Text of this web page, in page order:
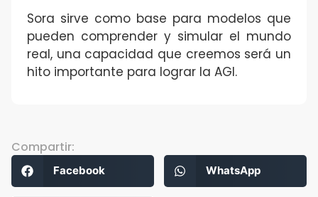
Sora sirve como base para modelos que
pueden comprender y simular el mundo
real, una capacidad que creemos será un
hito importante para lograr la AGI.
Compartir:
Facebook WhatsApp